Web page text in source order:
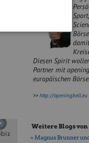
Diesen Spirit
Partner mit
europäischen
>>http://openingbell.eu
Weitere Blogs
» Magnus Brunner